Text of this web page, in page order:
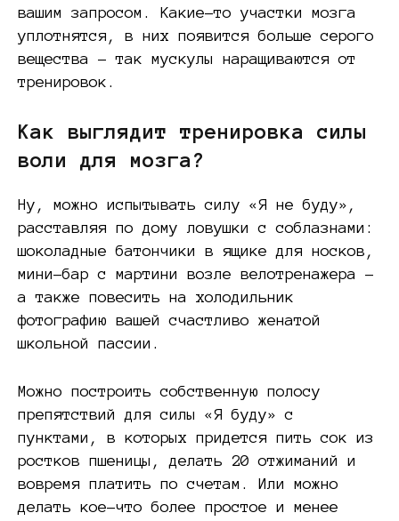
вашим запросом. Какие-то участки мозга
уплотнятся, в них появится больше серого
вещества – так мускулы наращиваются от
тренировок.
Как выглядит тренировка силы
воли для мозга?
Ну, можно испытывать силу «Я не буду»,
расставляя по дому ловушки с соблазнами:
шоколадные батончики в ящике для носков,
мини-бар с мартини возле велотренажера –
а также повесить на холодильник
фотографию вашей счастливо женатой
школьной пассии.
Можно построить собственную полосу
препятствий для силы «Я буду» с
пунктами, в которых придется пить сок из
ростков пшеницы, делать 20 отжиманий и
вовремя платить по счетам. Или можно
делать кое-что более простое и менее